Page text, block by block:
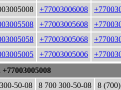
+77003006008
+77003005608
+77003005068
+77003005006
50-08 8 700 300-50-08 8